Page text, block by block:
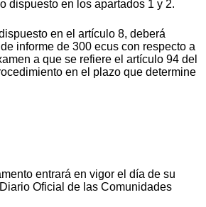
dispuesto en los apartados 1 y 2.
en el artículo 8, deberá
informe de 300 ecus con respecto a
a que se refiere el artículo 94 del
en el plazo que determine
entrará en vigor el día de su
Oficial de las Comunidades